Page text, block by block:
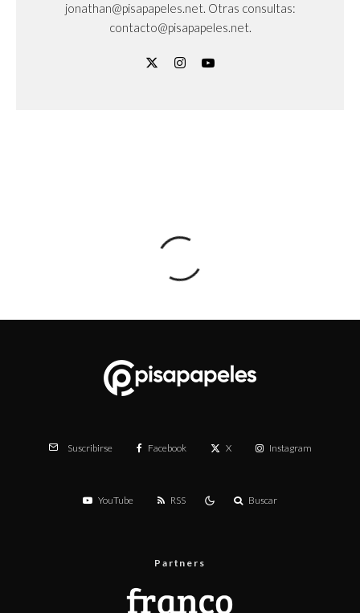
jonathan@pisapapeles.net. Otras consultas:
contacto@pisapapeles.net.
Suscribirse Facebook X Instagram
YouTube RSS Buscar
Partners